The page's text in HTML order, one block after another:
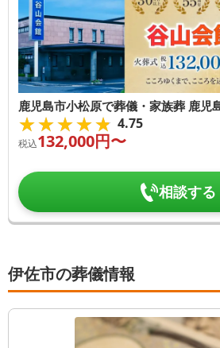
鹿児島市小松原で葬儀・家族葬 鹿児
★★★★★
★★★★★ 4.75
税込132,000円〜
相談する
伊佐市の葬儀情報